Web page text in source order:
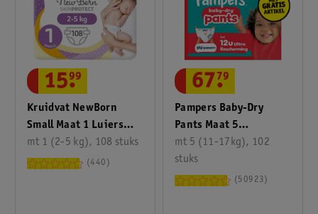
Kruidvat NewBorn
Small Maat 1 Luiers
Jumbopack
mt 1 (2-5 kg), 108 stuks
15.
99
440
Pampers Baby-Dry
Pants Maat 5
Luierbroekjes
mt 5 (11-17kg), 102
stuks
67.
79
50923